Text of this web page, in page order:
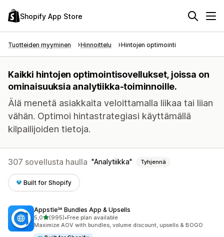
Shopify App Store
Tuotteiden myyminen Hinnoittelu Hintojen optimointi
Kaikki hintojen optimointisovellukset, joissa on
ominaisuuksia analytiikka-toiminnoille.
Älä menetä asiakkaita veloittamalla liikaa tai liian
vähän. Optimoi hintastrategiasi käyttämällä
kilpailijoiden tietoja.
307 sovellusta haulla Analytiikka Tyhjennä
Built for Shopify
Appstle℠ Bundles App & Upsells
5,0/ 5 tähteä
(995)
995 arvostelua yhteensä
•Free plan available
Maximize AOV with bundles, volume discount, upsells & BOGO